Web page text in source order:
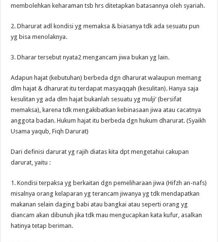
membolehkan keharaman tsb hrs ditetapkan batasannya oleh syariah.
2. Dharurat adl kondisi yg memaksa & biasanya tdk ada sesuatu pun
yg bisa menolaknya.
3. Dharar tersebut nyata2 mengancam jiwa bukan yg lain.
Adapun hajat (kebutuhan) berbeda dgn dharurat walaupun memang
dlm hajat & dharurat itu terdapat masyaqqah (kesulitan). Hanya saja
kesulitan yg ada dlm hajat bukanlah sesuatu yg mulji‘ (bersifat
memaksa), karena tdk mengakibatkan kebinasaan jiwa atau cacatnya
anggota badan. Hukum hajat itu berbeda dgn hukum dharurat. (Syaikh
Usama yaqub, Fiqh Darurat)
Dari definisi darurat yg rajih diatas kita dpt mengetahui cakupan
darurat, yaitu :
1. Kondisi terpaksa yg berkaitan dgn pemeliharaan jiwa (Hifzh an-nafs)
misalnya orang kelaparan yg terancam jiwanya yg tdk mendapatkan
makanan selain daging babi atau bangkai atau seperti orang yg
diancam akan dibunuh jika tdk mau mengucapkan kata kufur, asalkan
hatinya tetap beriman.